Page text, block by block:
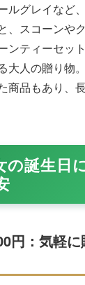
ルグレイなど
、スコーンや
ンティーセッ
大人の贈り物
商品もあり、
の誕生日
円：気軽